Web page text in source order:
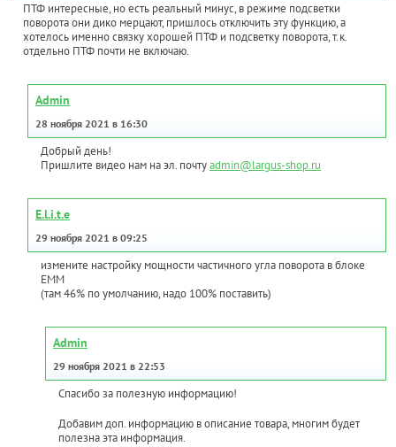
ПТФ интересные, но есть реальный минус, в режиме подсветки
поворота они дико мерцают, пришлось отключить эту функцию, а
хотелось именно связку хорошей ПТФ и подсветку поворота, т.к.
отдельно ПТФ почти не включаю.
Admin
28 ноября 2021 в 16:30
Добрый день!
Пришлите видео нам на эл. почтуadmin@largus-shop.ru
E.l.i.t.e
29 ноября 2021 в 09:25
измените настройку мощности частичного угла поворота в блоке
ЕММ
(там 46% по умолчанию, надо 100% поставить)
Admin
29 ноября 2021 в 22:53
Спасибо за полезную информацию!
Добавим доп. информацию в описание товара, многим будет
полезна эта информация.